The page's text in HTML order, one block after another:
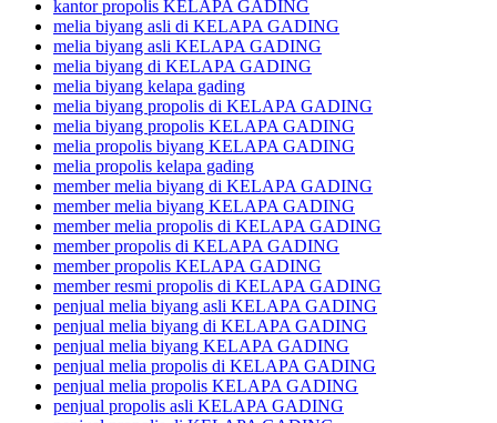
kantor propolis KELAPA GADING
melia biyang asli di KELAPA GADING
melia biyang asli KELAPA GADING
melia biyang di KELAPA GADING
melia biyang kelapa gading
melia biyang propolis di KELAPA GADING
melia biyang propolis KELAPA GADING
melia propolis biyang KELAPA GADING
melia propolis kelapa gading
member melia biyang di KELAPA GADING
member melia biyang KELAPA GADING
member melia propolis di KELAPA GADING
member propolis di KELAPA GADING
member propolis KELAPA GADING
member resmi propolis di KELAPA GADING
penjual melia biyang asli KELAPA GADING
penjual melia biyang di KELAPA GADING
penjual melia biyang KELAPA GADING
penjual melia propolis di KELAPA GADING
penjual melia propolis KELAPA GADING
penjual propolis asli KELAPA GADING